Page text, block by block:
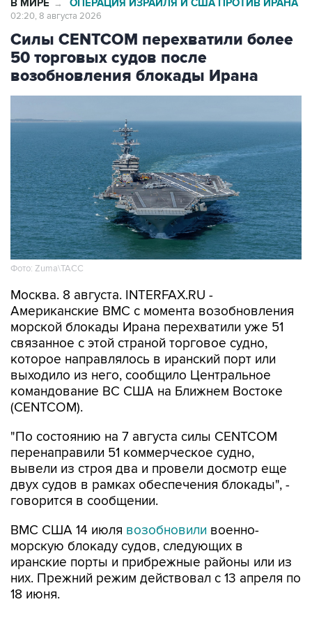
Силы CENTCOM перехватили более
50 торговых судов после
возобновления блокады Ирана
Фото: Zuma\ТАСС
Москва. 8 августа. INTERFAX.RU -
морской блокады Ирана перехватили уже 51
связанное с этой страной торговое судно,
которое направлялось в иранский порт или
выходило из него, сообщило Центральное
командование ВС США на Ближнем Востоке
(CENTCOM).
"По состоянию на 7 августа силы CENTCOM
вывели из строя два и провели досмотр еще
двух судов в рамках обеспечения блокады", -
говорится в сообщении.
ВМС США 14 июлявозобновили
иранские порты и прибрежные районы или из
них. Прежний режим действовал с 13 апреля по
18 июня.
За два месяца силы Центрального